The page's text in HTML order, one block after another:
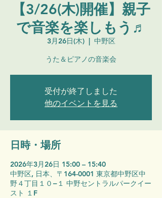
【3/26(木)開催】親子
で音楽を楽しもう♬
3月26日(木)
  |
中野区
うた＆ピアノの音楽会
受付が終了しました
他のイベントを見る
日時・場所
2026年3月26日 15:00 – 15:40
中野区, 日本、〒164-0001 東京都中野区中
野４丁目１０−１ 中野セントラルパークイー
スト １F